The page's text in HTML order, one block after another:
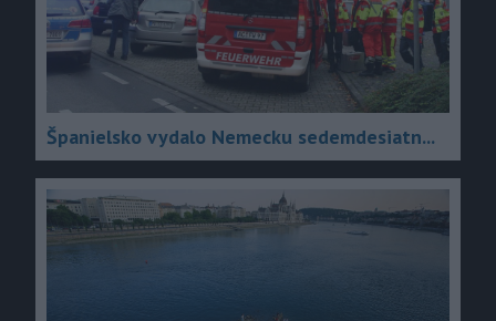
Španielsko vydalo Nemecku sedemdesiatn...